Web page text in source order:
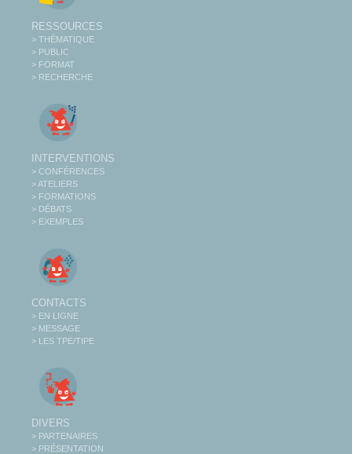
RESSOURCES
> THÉMATIQUE
> PUBLIC
> FORMAT
> RECHERCHE
INTERVENTIONS
> CONFÉRENCES
> ATELIERS
> FORMATIONS
> DÉBATS
> EXEMPLES
CONTACTS
> EN LIGNE
> MESSAGE
> LES TPE/TIPE
DIVERS
> PARTENAIRES
> PRÉSENTATION